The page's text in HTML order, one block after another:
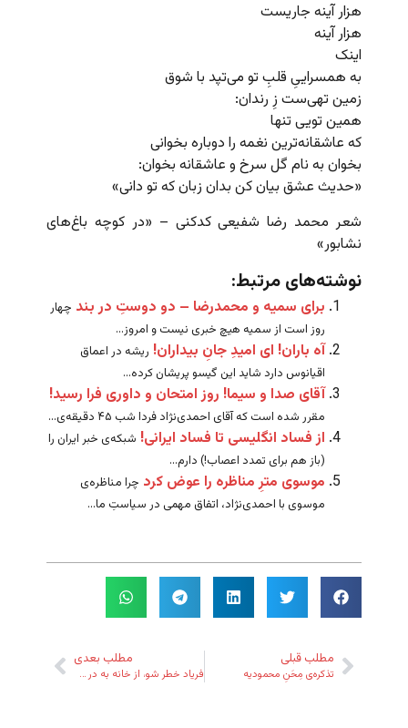
هزار آینه جاریست
هزار آینه
اینک
به همسراییِ قلبِ تو می‌تپد با شوق
زمین تهی‌ست زِ رندان:
همین تویی تنها
که عاشقانه‌ترین نغمه را دوباره بخوانی
بخوان به نام گل سرخ و عاشقانه بخوان:
«حدیث عشق بیان کن بدان زبان که تو دانی»
شعر محمد رضا شفیعی کدکنی – «در کوچه باغ‌های
نشابور»
نوشته‌های مرتبط:
برای سمیه و محمدرضا – دو دوستِ در بند چهار
روز است از سمیه هیچ خبری نیست و امروز...
آه باران! ای امیدِ جانِ بیداران! ریشه در اعماق
اقیانوس دارد شاید این گیسو پریشان کرده...
آقای صدا و سیما! روز امتحان و داوری فرا رسید!
مقرر شده است که آقای احمدی‌نژاد فردا شب ۴۵ دقیقه‌ی...
از فساد انگلیسی تا فساد ایرانی! شبکه‌ی خبر ایران را
(باز هم برای تمدد اعصاب!) دارم...
موسوی مترِ مناظره را عوض کرد چرا مناظره‌ی
موسوی با احمدی‌نژاد، اتفاق مهمی در سیاستِ ما...
مطلب قبلی
تذکره‌ی مِحَنِ محمودیه
مطلب بعدی
فریاد خطر شو، از خانه به در شو!